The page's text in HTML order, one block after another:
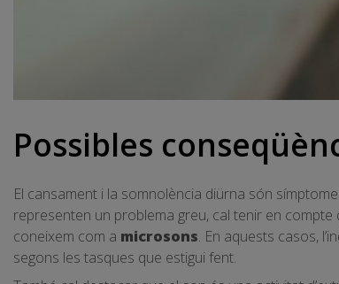
Possibles
El cansament i la somnolència diürna són
representen un problema greu, cal tenir en
coneixem com a microsons. En aquests casos,
segons les tasques que estigui fent.